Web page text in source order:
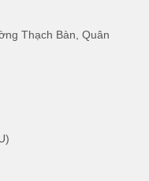
Thạch Bàn, Quân